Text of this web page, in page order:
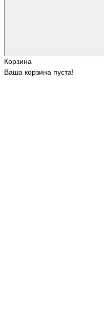
Корзина
Ваша корзина пуста!